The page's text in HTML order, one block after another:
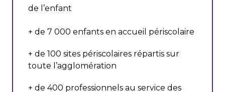
de l’enfant
+ de 7 000 enfants en accueil périscolaire
+ de 100 sites périscolaires répartis sur
toute l’agglomération
+ de 400 professionnels au service des